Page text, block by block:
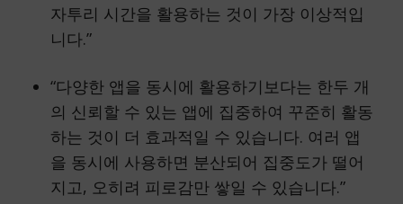
자투리 시간을 활용하는 것이 가장 이상적입
니다.”
“다양한 앱을 동시에 활용하기보다는 한두 개
의 신뢰할 수 있는 앱에 집중하여 꾸준히 활동
하는 것이 더 효과적일 수 있습니다. 여러 앱
을 동시에 사용하면 분산되어 집중도가 떨어
지고, 오히려 피로감만 쌓일 수 있습니다.”